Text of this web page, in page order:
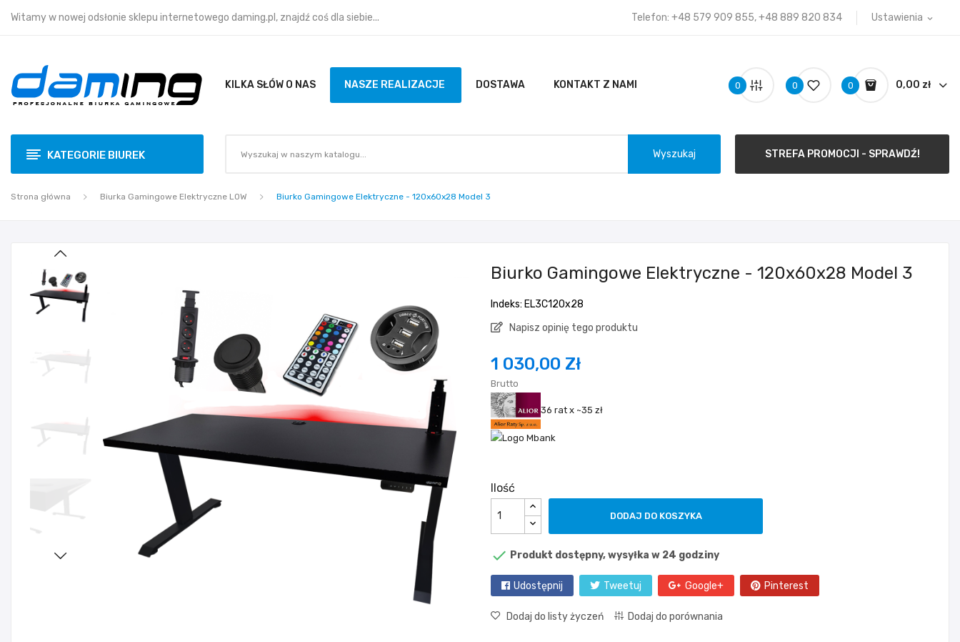
Witamy w nowej odsłonie sklepu internetowego daming.pl, znajdź coś dla siebie... Ustawienia expand_more
Telefon: +48 579 909 855, +48 889 820 834
KILKA SŁÓW O NAS NASZE REALIZACJE DOSTAWA KONTAKT Z NAMI 0 0,00 zł
0
0
KATEGORIE BIUREK Wyszukaj STREFA PROMOCJI - SPRAWDŹ!
Strona główna Biurka Gamingowe Elektryczne LOW Biurko Gamingowe Elektryczne - 120x60x28 Model 3
Biurko Gamingowe Elektryczne - 120x60x28 Model 3
Indeks: EL3C120x28
Napisz opinię tego produktu
1 030,00 Zł
Brutto
36 rat x ~35 zł
Ilość
DODAJ DO KOSZYKA
 Produkt dostępny, wysyłka w 24 godziny
Udostępnij Tweetuj Google+ Pinterest
Dodaj do listy życzeń Dodaj do porównania